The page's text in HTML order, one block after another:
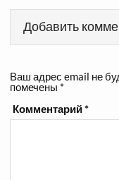
Добавить
Ваш адрес email не
помечены *
Комментарий*